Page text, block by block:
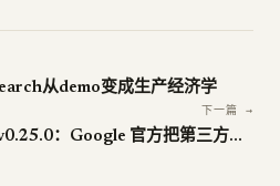
从demo变成生产经济学
下一篇 →
Chrome DevTools MCP v0.25.0：Google 官方把第三方工具也打开了